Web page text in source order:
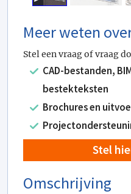
Meer weten
Stel een vraag of vraag
CAD-bestanden,
bestekteksten
Brochures en
Stel
Omschrijving